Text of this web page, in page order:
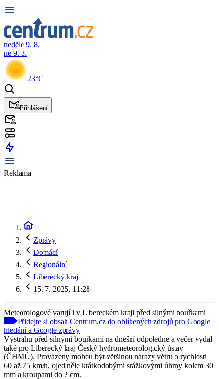
neděle 9. 8.
ne 9. 8.
23°C
Přihlášení
Reklama
Zprávy
Domácí
Regionální
Liberecký kraj
15. 7. 2025, 11:28
Meteorologové varují i v Libereckém kraji před silnými bouřkami
Přidejte si obsah Centrum.cz do oblíbených zdrojů pro Google
hledání a Google zprávy
Výstrahu před silnými bouřkami na dnešní odpoledne a večer vydal
také pro Liberecký kraj Český hydrometeorologický ústav
(ČHMÚ). Provázeny mohou být většinou nárazy větru o rychlosti
60 až 75 km/h, ojediněle krátkodobými srážkovými úhrny kolem 30
mm a kroupami do 2 cm.